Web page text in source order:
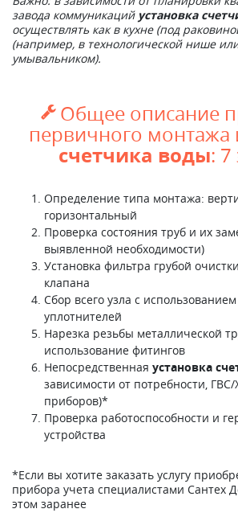
завода коммуникаций установка
осуществлять как в кухне (под
(например, в технологической нише
умывальником).
 Общее описание
первичного монтажа
счетчика воды: 7
Определение типа монтажа:
горизонтальный
Проверка состояния труб и их
выявленной необходимости)
Установка фильтра грубой
клапана
Сбор всего узла с
уплотнителей
Нарезка резьбы металлической
использование фитингов
Непосредственная установка
зависимости от потребности,
приборов)*
Проверка работоспособности и
устройства
*Если вы хотите заказать услугу
прибора учета специалистами Сантех
этом заранее